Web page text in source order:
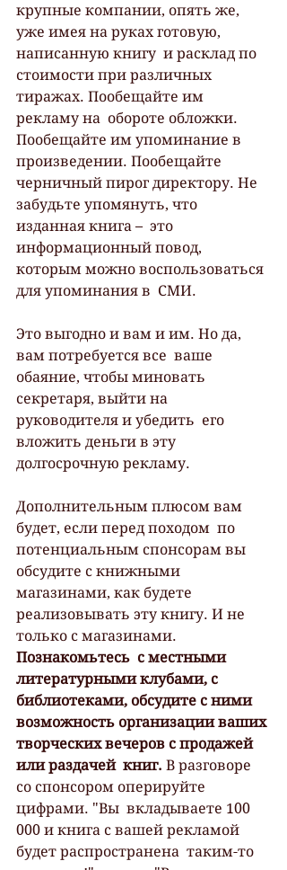
крупные компании, опять же,
уже имея на руках готовую,
написанную книгу  и расклад по
стоимости при различных
тиражах. Пообещайте им
рекламу на  обороте обложки.
Пообещайте им упоминание в
произведении. Пообещайте
черничный пирог директору. Не
забудьте упомянуть, что
изданная книга –  это
информационный повод,
которым можно воспользоваться
для упоминания в  СМИ.
Это выгодно и вам и им. Но да,
вам потребуется все  ваше
обаяние, чтобы миновать
секретаря, выйти на
руководителя и убедить  его
вложить деньги в эту
долгосрочную рекламу.
Дополнительным плюсом вам
будет, если перед походом  по
потенциальным спонсорам вы
обсудите с книжными
магазинами, как будете
реализовывать эту книгу. И не
только с магазинами.
Познакомьтесь  с местными
литературными клубами, с
библиотеками, обсудите с ними
возможность организации ваших
творческих вечеров с продажей
или раздачей  книг. В разговоре
со спонсором оперируйте
цифрами. "Вы  вкладываете 100
000 и книга с вашей рекламой
будет распространена  таким-то